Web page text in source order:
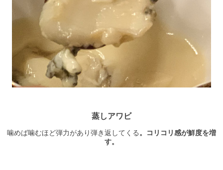
蒸しアワビ
噛めば噛むほど弾力があり弾き返してくる 。コリコリ感が鮮度を増
す。